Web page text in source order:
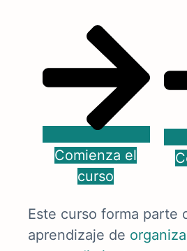
Comienza el
curso
Este curso forma parte
aprendizaje de